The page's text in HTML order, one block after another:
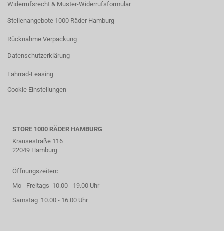
Widerrufsrecht & Muster-Widerrufsformular
Stellenangebote 1000 Räder Hamburg
Rücknahme Verpackung
Datenschutzerklärung
Fahrrad-Leasing
Cookie Einstellungen
STORE 1000 RÄDER HAMBURG
Krausestraße 116
22049 Hamburg
Öffnungszeiten:
Mo - Freitags 10.00 - 19.00 Uhr
Samstag 10.00 - 16.00 Uhr